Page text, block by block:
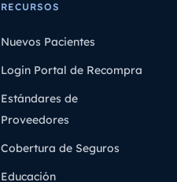
RECURSOS
Nuevos Pacientes
Login Portal de Recompra
Estándares de
Proveedores
Cobertura de Seguros
Educación